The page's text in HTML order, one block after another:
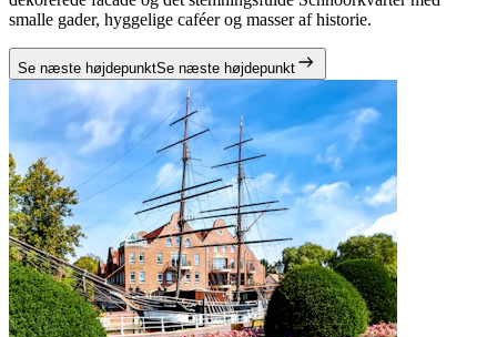
smalle gader, hyggelige caféer og masser af historie.
Se næste højdepunktSe næste højdepunkt